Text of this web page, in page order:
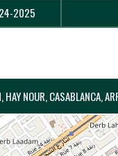
2025
HAY NOUR, CASABLANCA,